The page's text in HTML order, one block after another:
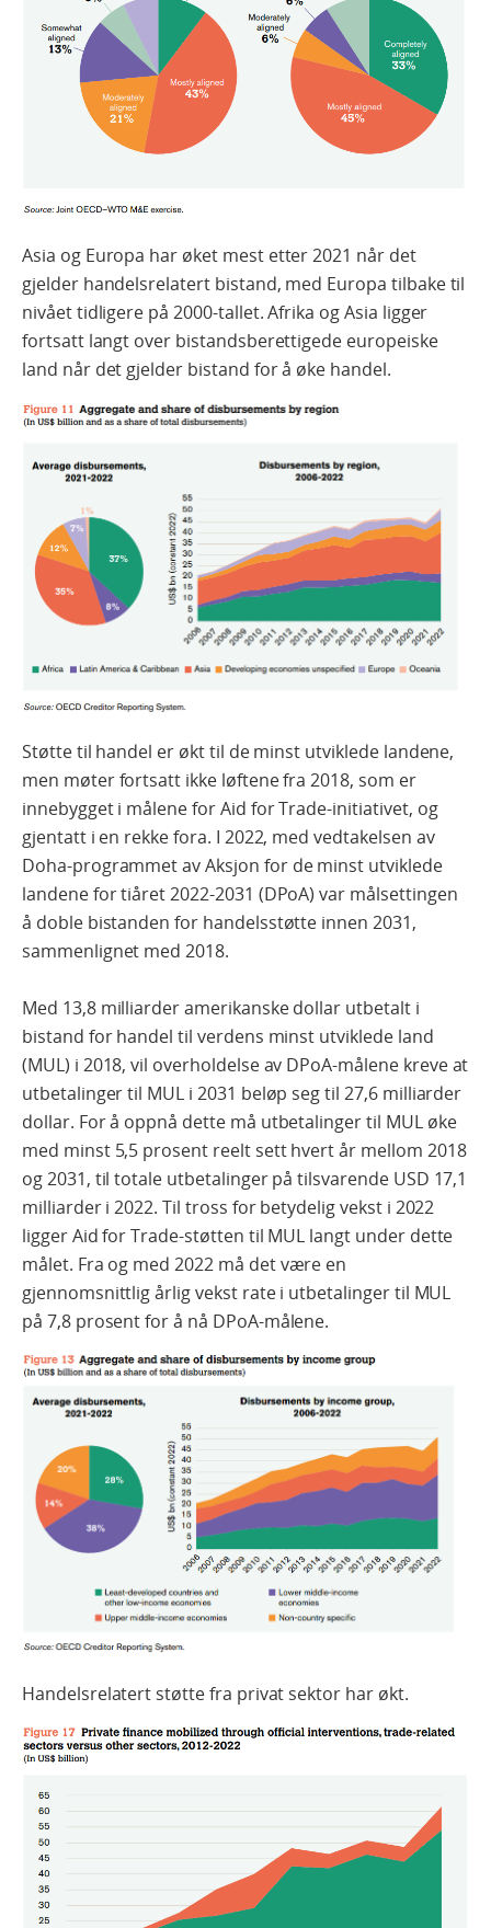
Asia og Europa har øket mest etter 2021 når det
gjelder handelsrelatert bistand, med Europa tilbake til
nivået tidligere på 2000-tallet. Afrika og Asia ligger
fortsatt langt over bistandsberettigede europeiske
land når det gjelder bistand for å øke handel.
Støtte til handel er økt til de minst utviklede landene,
men møter fortsatt ikke løftene fra 2018, som er
innebygget i målene for Aid for Trade-initiativet, og
gjentatt i en rekke fora. I 2022, med vedtakelsen av
Doha-programmet av Aksjon for de minst utviklede
landene for tiåret 2022-2031 (DPoA) var målsettingen
å doble bistanden for handelsstøtte innen 2031,
sammenlignet med 2018.
Med 13,8 milliarder amerikanske dollar utbetalt i
bistand for handel til verdens minst utviklede land
(MUL) i 2018, vil overholdelse av DPoA-målene kreve at
utbetalinger til MUL i 2031 beløp seg til 27,6 milliarder
dollar. For å oppnå dette må utbetalinger til MUL øke
med minst 5,5 prosent reelt sett hvert år mellom 2018
og 2031, til totale utbetalinger på tilsvarende USD 17,1
milliarder i 2022. Til tross for betydelig vekst i 2022
ligger Aid for Trade-støtten til MUL langt under dette
målet. Fra og med 2022 må det være en
gjennomsnittlig årlig vekst rate i utbetalinger til MUL
på 7,8 prosent for å nå DPoA-målene.
Handelsrelatert støtte fra privat sektor har økt.